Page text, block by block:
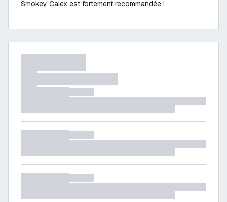
Smokey Calex est fortement recommandée !